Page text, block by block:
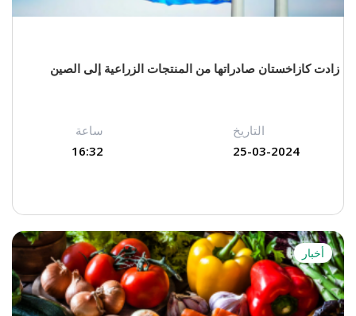
زادت كازاخستان صادراتها من المنتجات الزراعية إلى الصين
التاريخ
ساعة
25-03-2024
16:32
أخبار